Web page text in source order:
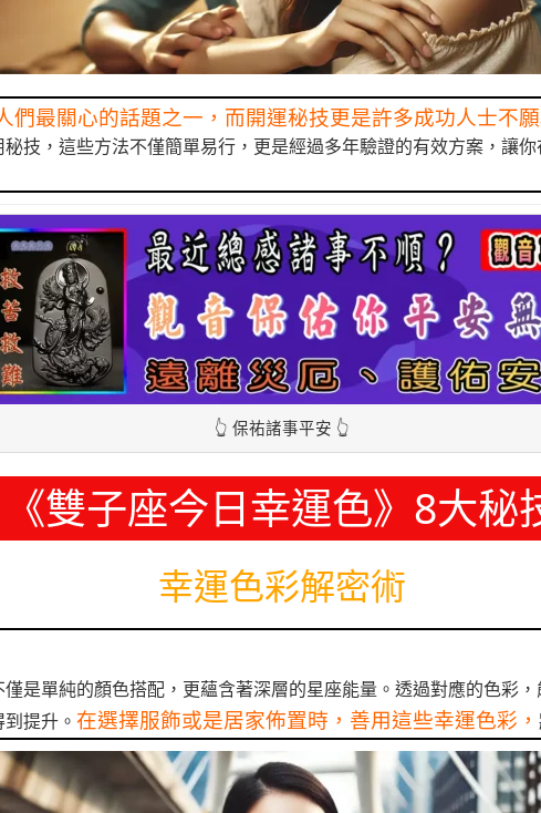
們最關心的話題之一，而開運秘技更是許多成功人士不
技，這些方法不僅簡單易行，更是經過多年驗證的有效方案，讓
👆 保祐諸事平安 👆
《雙子座今日幸運色》8大秘
幸運色彩解密術
是單純的顏色搭配，更蘊含著深層的星座能量。透過對應的色彩
提升。 在選擇服飾或是居家佈置時，善用這些幸運色彩，